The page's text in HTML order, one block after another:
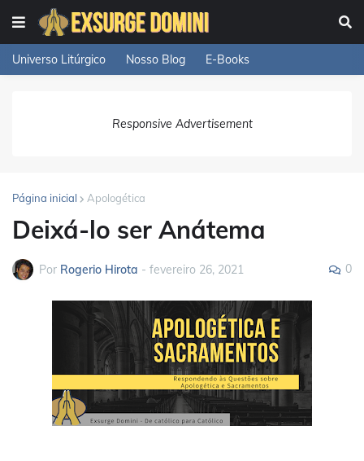
Universo Litúrgico Nosso Blog E-Books
Responsive Advertisement
Página inicial Apologética
Deixá-lo ser Anátema
Por Rogerio Hirota - fevereiro 26, 2021 0